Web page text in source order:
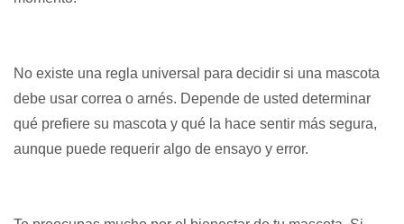
No existe una regla universal para decidir si una mascota
debe usar correa o arnés. Depende de usted determinar
qué prefiere su mascota y qué la hace sentir más segura,
aunque puede requerir algo de ensayo y error.